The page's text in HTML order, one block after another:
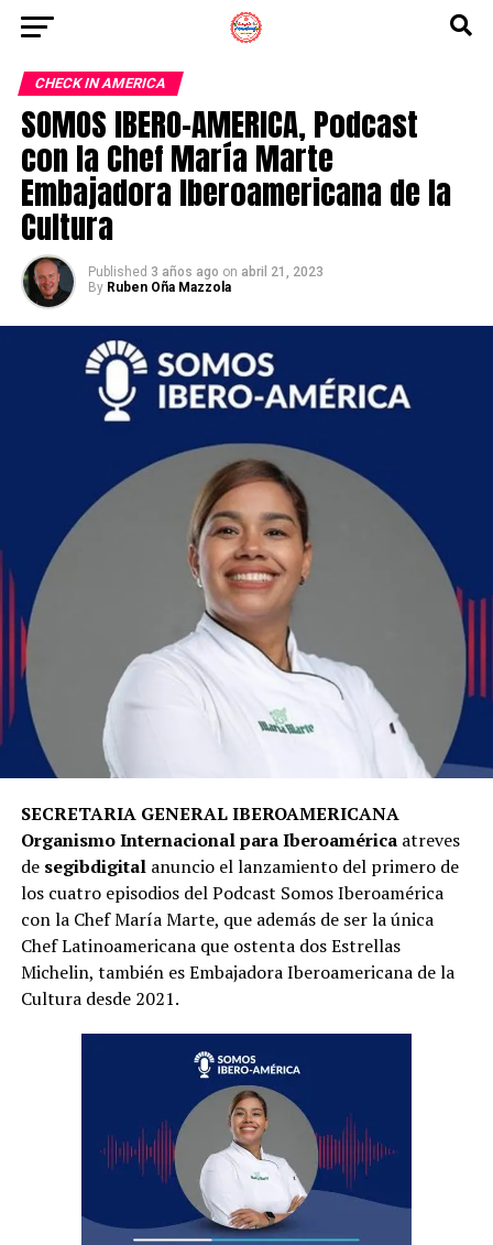
CHECK IN AMERICA
SOMOS IBERO-AMERICA, Podcast
con la Chef María Marte
Embajadora Iberoamericana de la
Cultura
Published 3 años ago on abril 21, 2023
By Ruben Oña Mazzola
SECRETARIA GENERAL IBEROAMERICANA
Organismo Internacional para Iberoaméricaatreves
de segibdigitalanuncio el lanzamiento del primero de
los cuatro episodios del Podcast Somos Iberoamérica
con la Chef María Marte, que además de ser la única
Chef Latinoamericana que ostenta dos Estrellas
Michelin, también es Embajadora Iberoamericana de la
Cultura desde 2021.